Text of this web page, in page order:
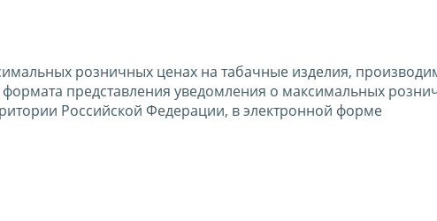
розничных ценах на табачные изделия,
представления уведомления о максимальных
Российской Федерации, в электронной форме